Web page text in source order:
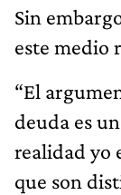
Sin
este medio
“El
deuda es
realidad yo
que son